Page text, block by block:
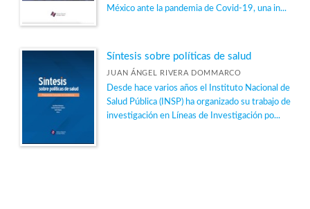
Historia de la salud pública
Ver todas... (14)
NUESTRAS COLECCIONES
México ante la pandemia de Covid-19, una in...
Síntesis sobre políticas de salud
JUAN ÁNGEL RIVERA DOMMARCO
Desde hace varios años el Instituto Nacional de
Salud Pública (INSP) ha organizado su trabajo de
investigación en Líneas de Investigación po...